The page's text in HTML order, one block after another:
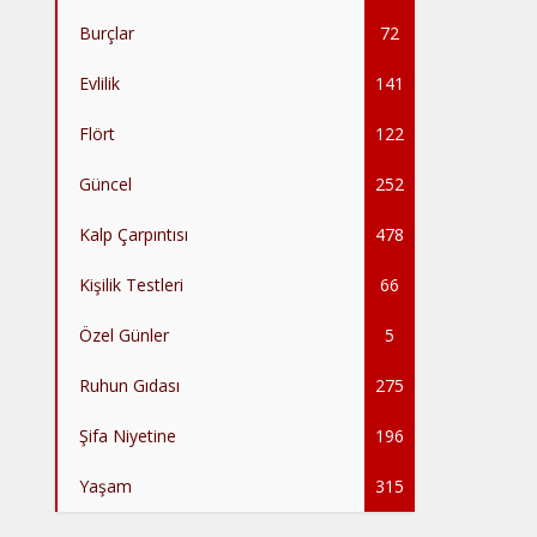
Burçlar 72
Evlilik 141
Flört 122
Güncel 252
Kalp Çarpıntısı 478
Kişilik Testleri 66
Özel Günler 5
Ruhun Gıdası 275
Şifa Niyetine 196
Yaşam 315